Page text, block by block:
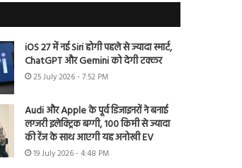
iOS 27 में नई Siri होगी पहले से ज्यादा स्मार्ट,
ChatGPT और Gemini को देगी टक्कर
25 July 2026 - 7:52 PM
Audi और Apple के पूर्व डिजाइनरों ने बनाई
लग्जरी इलेक्ट्रिक बग्गी, 100 किमी से ज्यादा
की रेंज के साथ आएगी यह अनोखी EV
19 July 2026 - 4:48 PM